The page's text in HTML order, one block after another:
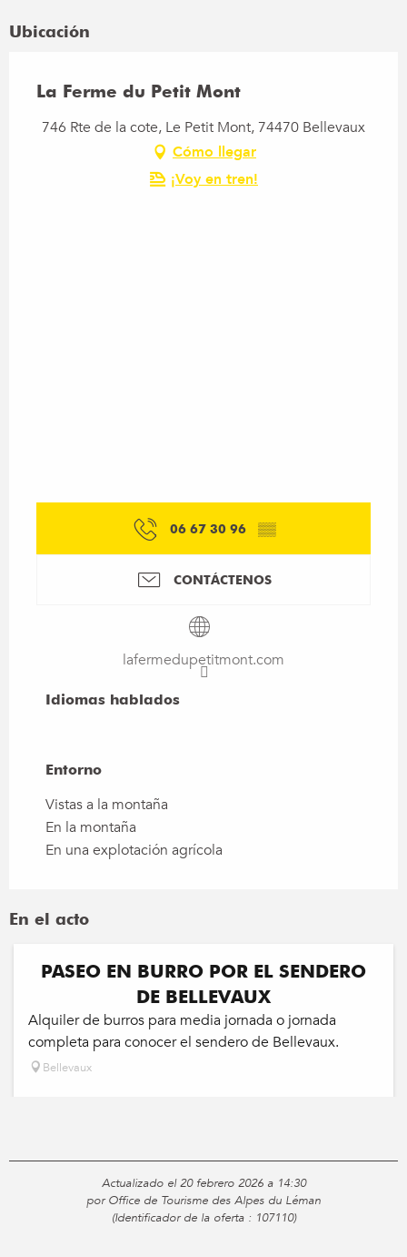
Ubicación
La Ferme du Petit Mont
746 Rte de la cote, Le Petit Mont, 74470 Bellevaux
Cómo llegar
¡Voy en tren!
06 67 30 96 ▒▒
CONTÁCTENOS
lafermedupetitmont.com
Idiomas hablados
Idiomas hablados
Entorno
Entorno
Vistas a la montaña
En la montaña
En una explotación agrícola
En el acto
PASEO EN BURRO POR EL SENDERO
DE BELLEVAUX
Alquiler de burros para media jornada o jornada
completa para conocer el sendero de Bellevaux.
Bellevaux
Actualizado el 20 febrero 2026 a 14:30
por Office de Tourisme des Alpes du Léman
(Identificador de la oferta : 107110)